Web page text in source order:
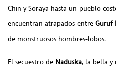
Chin y Soraya hasta un pueblo
encuentran atrapados entre Guruf
de monstruosos hombres-lobos.
El secuestro de Naduska, la bella y